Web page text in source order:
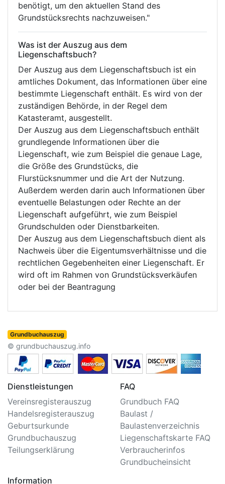
benötigt, um den aktuellen Stand des
Grundstücksrechts nachzuweisen."
Was ist der Auszug aus dem
Liegenschaftsbuch?
Der Auszug aus dem Liegenschaftsbuch ist ein
amtliches Dokument, das Informationen über eine
bestimmte Liegenschaft enthält. Es wird von der
zuständigen Behörde, in der Regel dem
Katasteramt, ausgestellt.
Der Auszug aus dem Liegenschaftsbuch enthält
grundlegende Informationen über die
Liegenschaft, wie zum Beispiel die genaue Lage,
die Größe des Grundstücks, die
Flurstücksnummer und die Art der Nutzung.
Außerdem werden darin auch Informationen über
eventuelle Belastungen oder Rechte an der
Liegenschaft aufgeführt, wie zum Beispiel
Grundschulden oder Dienstbarkeiten.
Der Auszug aus dem Liegenschaftsbuch dient als
Nachweis über die Eigentumsverhältnisse und die
rechtlichen Gegebenheiten einer Liegenschaft. Er
wird oft im Rahmen von Grundstücksverkäufen
oder bei der Beantragung
Grundbuchauszug
© grundbuchauszug.info
Dienstleistungen
Vereinsregisterauszug
Handelsregisterauszug
Geburtsurkunde
Grundbuchauszug
Teilungserklärung
FAQ
Grundbuch FAQ
Baulast /
Baulastenverzeichnis
Liegenschaftskarte FAQ
Verbraucherinfos
Grundbucheinsicht
Information